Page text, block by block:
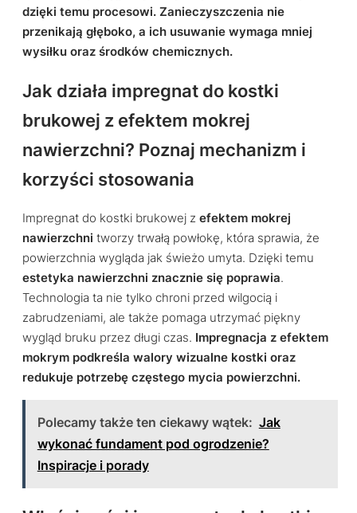
dzięki temu procesowi. Zanieczyszczenia nie
przenikają głęboko, a ich usuwanie wymaga mniej
wysiłku oraz środków chemicznych.
Jak działa impregnat do kostki
brukowej z efektem mokrej
nawierzchni? Poznaj mechanizm i
korzyści stosowania
Impregnat do kostki brukowej z efektem mokrej
nawierzchni tworzy trwałą powłokę, która sprawia, że
powierzchnia wygląda jak świeżo umyta. Dzięki temu
estetyka nawierzchni znacznie się poprawia.
Technologia ta nie tylko chroni przed wilgocią i
zabrudzeniami, ale także pomaga utrzymać piękny
wygląd bruku przez długi czas. Impregnacja z efektem
mokrym podkreśla walory wizualne kostki oraz
redukuje potrzebę częstego mycia powierzchni.
Polecamy także ten ciekawy wątek: Jak
wykonać fundament pod ogrodzenie?
Inspiracje i porady